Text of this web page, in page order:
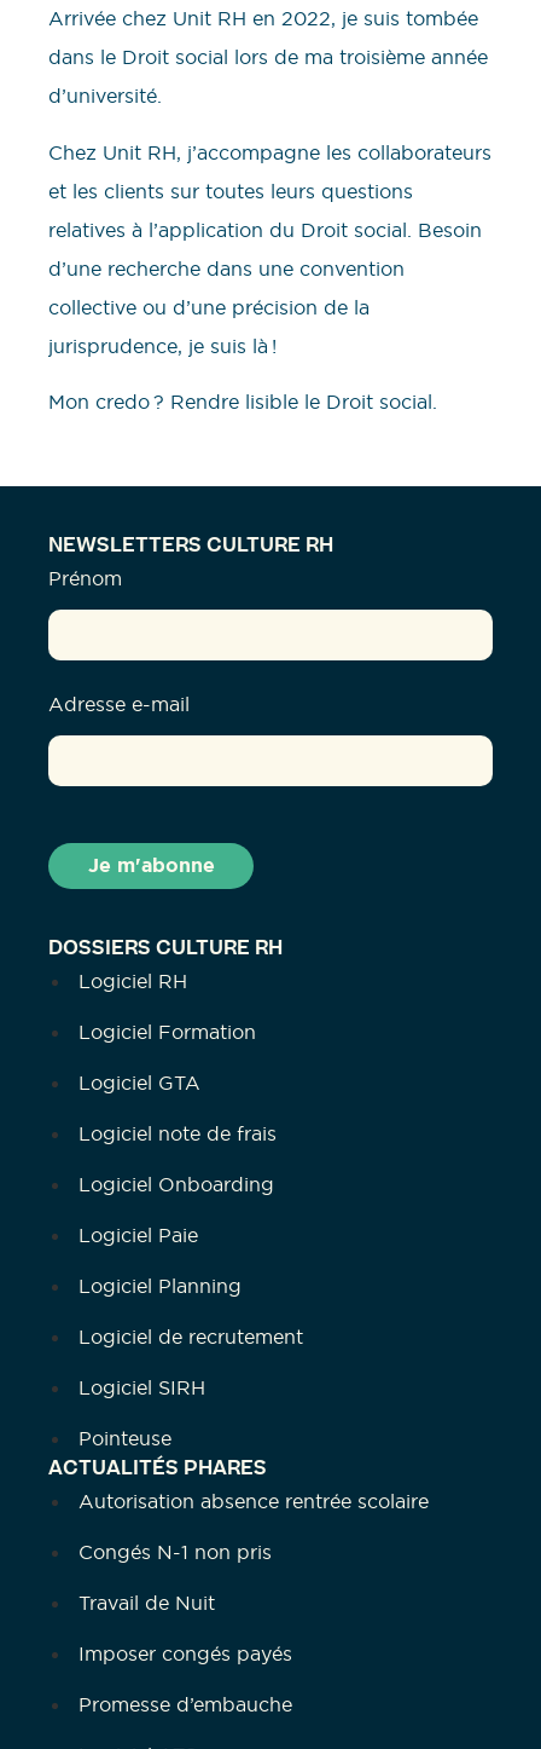
Arrivée chez Unit RH en 2022, je suis tombée
dans le Droit social lors de ma troisième année
d’université.
Chez Unit RH, j’accompagne les collaborateurs
et les clients sur toutes leurs questions
relatives à l’application du Droit social. Besoin
d’une recherche dans une convention
collective ou d’une précision de la
jurisprudence, je suis là !
Mon credo ? Rendre lisible le Droit social.
DOSSIERS CULTURE RH
Logiciel RH
Logiciel Formation
Logiciel GTA
Logiciel note de frais
Logiciel Onboarding
Logiciel Paie
Logiciel Planning
Logiciel de recrutement
Logiciel SIRH
Pointeuse
ACTUALITÉS PHARES
Autorisation absence rentrée scolaire
Congés N-1 non pris
Travail de Nuit
Imposer congés payés
Promesse d’embauche
NEWSLETTERS CULTURE RH
Prénom
Adresse e-mail